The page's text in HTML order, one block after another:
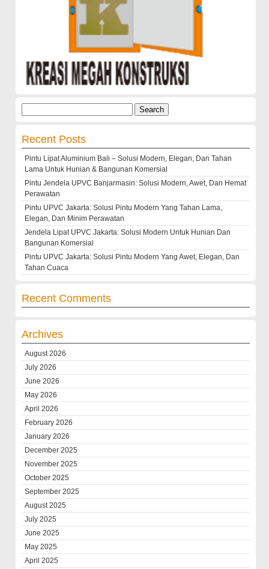
Recent Posts
Pintu Lipat Aluminium Bali – Solusi Modern, Elegan, Dan Tahan
Lama Untuk Hunian & Bangunan Komersial
Pintu Jendela UPVC Banjarmasin: Solusi Modern, Awet, Dan Hemat
Perawatan
Pintu UPVC Jakarta: Solusi Pintu Modern Yang Tahan Lama,
Elegan, Dan Minim Perawatan
Jendela Lipat UPVC Jakarta: Solusi Modern Untuk Hunian Dan
Bangunan Komersial
Pintu UPVC Jakarta: Solusi Pintu Modern Yang Awet, Elegan, Dan
Tahan Cuaca
Recent Comments
Archives
August 2026
July 2026
June 2026
May 2026
April 2026
February 2026
January 2026
December 2025
November 2025
October 2025
September 2025
August 2025
July 2025
June 2025
May 2025
April 2025